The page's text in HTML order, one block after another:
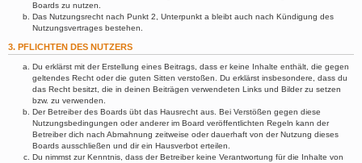
Boards zu nutzen.
Das Nutzungsrecht nach Punkt 2, Unterpunkt a bleibt auch nach Kündigung des
Nutzungsvertrages bestehen.
3. PFLICHTEN DES NUTZERS
Du erklärst mit der Erstellung eines Beitrags, dass er keine Inhalte enthält, die gegen
geltendes Recht oder die guten Sitten verstoßen. Du erklärst insbesondere, dass du
das Recht besitzt, die in deinen Beiträgen verwendeten Links und Bilder zu setzen
bzw. zu verwenden.
Der Betreiber des Boards übt das Hausrecht aus. Bei Verstößen gegen diese
Nutzungsbedingungen oder anderer im Board veröffentlichten Regeln kann der
Betreiber dich nach Abmahnung zeitweise oder dauerhaft von der Nutzung dieses
Boards ausschließen und dir ein Hausverbot erteilen.
Du nimmst zur Kenntnis, dass der Betreiber keine Verantwortung für die Inhalte von